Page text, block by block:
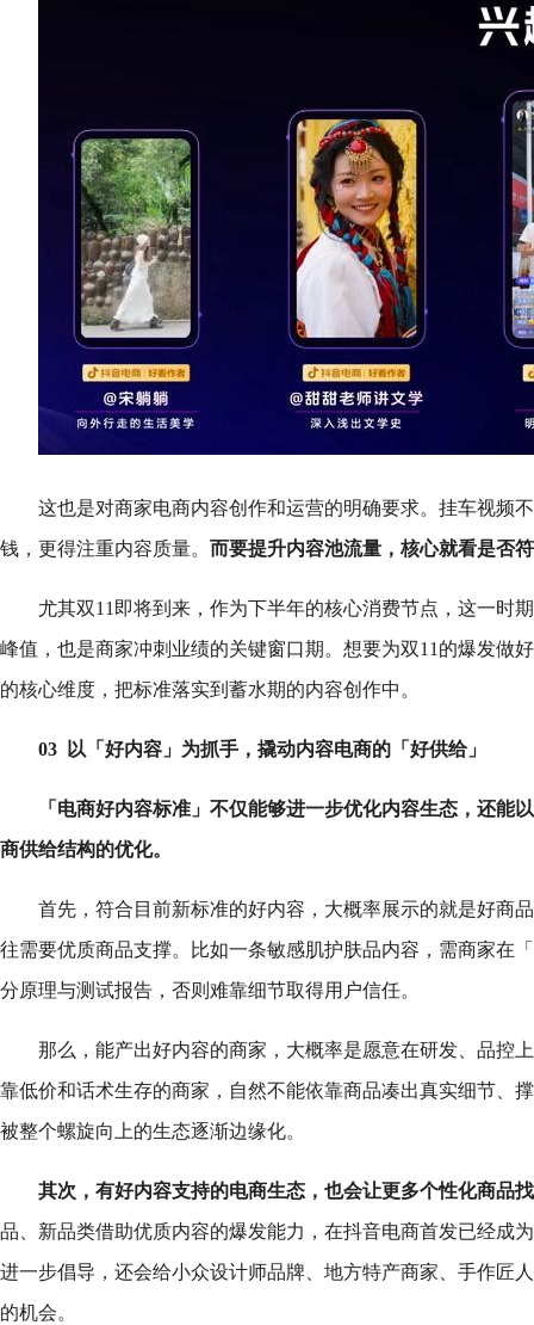
这也是对商家电商内容创作和运营的明确要求。挂车视频
钱，更得注重内容质量。 而要提升内容池流量，核心就看是否
尤其双11即将到来，作为下半年的核心消费节点，这一时
峰值，也是商家冲刺业绩的关键窗口期。想要为双11的爆发做
的核心维度，把标准落实到蓄水期的内容创作中。
03 以「好内容」为抓手，撬动内容电商的「好供给」
「电商好内容标准」不仅能够进一步优化内容生态，还能
商供给结构的优化。
首先，符合目前新标准的好内容，大概率展示的就是好商
往需要优质商品支撑。比如一条敏感肌护肤品内容，需商家在
分原理与测试报告，否则难靠细节取得用户信任。
那么，能产出好内容的商家，大概率是愿意在研发、品控
靠低价和话术生存的商家，自然不能依靠商品凑出真实细节、
被整个螺旋向上的生态逐渐边缘化。
其次，有好内容支持的电商生态，也会让更多个性化商品
品、新品类借助优质内容的爆发能力，在抖音电商首发已经成
进一步倡导，还会给小众设计师品牌、地方特产商家、手作匠
的机会。